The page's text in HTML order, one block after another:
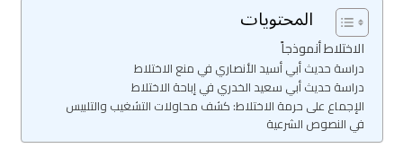
المحتويات
الاختلاط أنموذجاً
دراسة حديث أبي أسيد الأنصاري في منع الاختلاط
دراسة حديث أبي سعيد الخدري في إباحة الاختلاط
الإجماع على حرمة الاختلاط: كشف محاولات التشغيب والتلبيس
في النصوص الشرعية